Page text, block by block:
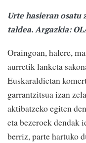
Urte hasieran
taldea. Argazkia:
Oraingoan, halere,
aurretik lanketa
Euskaraldietan
garrantzitsua izan
aktibatzeko egiten
eta bezeroek dendak
berriz, parte hartuko